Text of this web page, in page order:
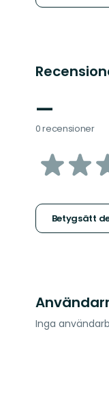
—
0 recensioner
av
Betygsätt
Inga